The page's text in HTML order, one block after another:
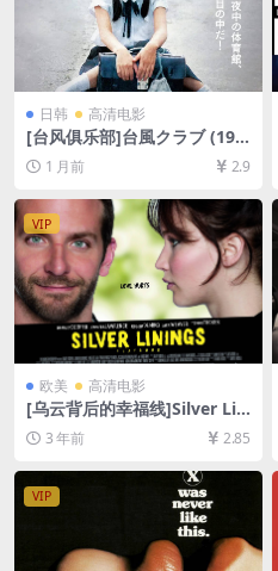
日韩 高清电影
[台风俱乐部]台風クラブ (198
5)[百度网盘+夸克网盘1080P
超清未删减资源][网盘在线播
幕]
1 月前 2.9
VIP
欧美 高清电影
[乌云背后的幸福线]Silver Lin
ings Playbook (2012)[百度
网盘+夸克网盘1080P超清未
删减资源][网盘在线播放/下
载][MP4/7.6GB][中英字幕]
3 年前 2.85
VIP